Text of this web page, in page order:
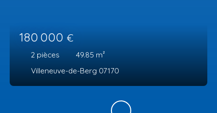
180 000 €
2 pièces 49.85 m²
Villeneuve-de-Berg 07170